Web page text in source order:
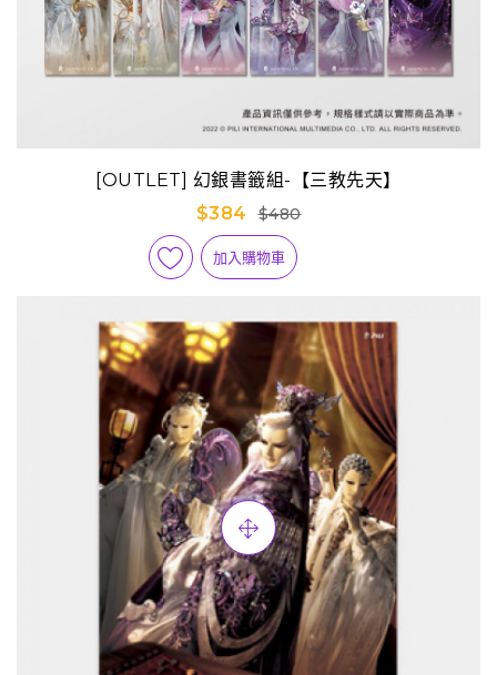
[OUTLET] 幻銀書籤組-【三教先天】
$384
$480
加入購物車